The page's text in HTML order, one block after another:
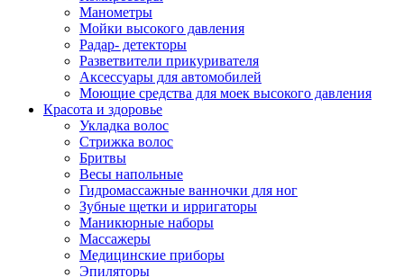
Манометры
Мойки высокого давления
Радар- детекторы
Разветвители прикуривателя
Аксессуары для автомобилей
Моющие средства для моек высокого давления
Красота и здоровье
Укладка волос
Стрижка волос
Бритвы
Весы напольные
Гидромассажные ванночки для ног
Зубные щетки и ирригаторы
Маникюрные наборы
Массажеры
Медицинские приборы
Эпиляторы